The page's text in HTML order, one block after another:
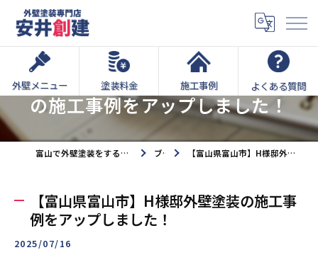
外壁メニュー 塗装料金 施工事例 よくある質問
【富山県富山市】H様邸外壁塗装
の施工事例をアップしました！
富山で外壁塗装をするなら外壁塗装専門店安井創建へ ブログ 【富山県富山市】H様邸外壁塗装の施工事例をアップしました！
【富山県富山市】H様邸外壁塗装の施工事
例をアップしました！
2025/07/16